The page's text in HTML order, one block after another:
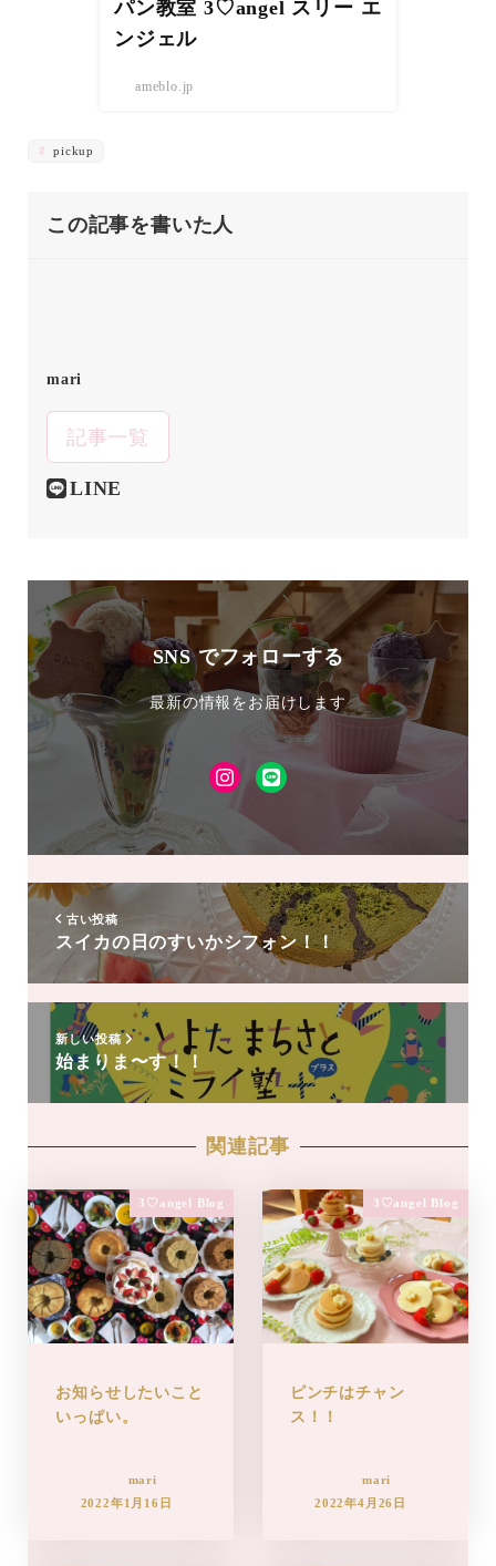
パン教室 3♡angel スリー エ
ンジェル
ameblo.jp
pickup
この記事を書いた人
mari
記事一覧
LINE
SNS でフォローする
最新の情報をお届けします
Instagram
LINE
達
追
加
古い投稿
スイカの日のすいかシフォン！！
新しい投稿
始まりま〜す！！
関連記事
3♡angel Blog
お知らせしたいこと
いっぱい。
mari
2022年1月16日
3♡angel Blog
ピンチはチャン
ス！！
mari
2022年4月26日